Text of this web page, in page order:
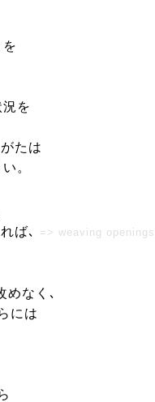
を
たは
。
ば､
=> weaving openings
めなく､
には